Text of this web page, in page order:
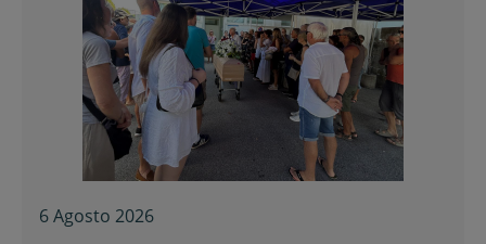
6 Agosto 2026